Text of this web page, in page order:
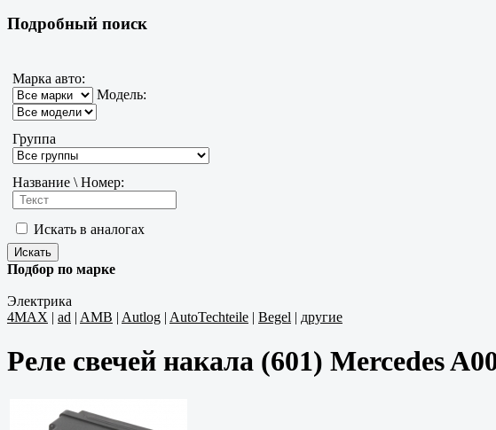
Подробный поиск
Марка авто:
Модель:
Группа
Название \ Номер:
Искать в аналогах
Подбор по марке
Электрика
4MAX | ad | AMB | Autlog | AutoTechteile | Begel | другие
Реле свечей накала (601) Mercedes